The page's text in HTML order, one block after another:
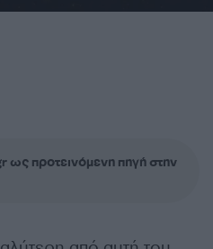
προτεινόμενη πηγή στην